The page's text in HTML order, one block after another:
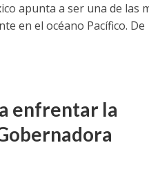
apunta a ser una de las
en el océano Pacífico. De
enfrentar la